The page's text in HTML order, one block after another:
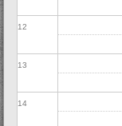
12
13
14